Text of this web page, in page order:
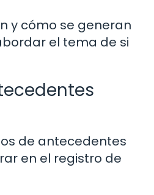
y cómo se generan
el tema de si
de antecedentes
en el registro de